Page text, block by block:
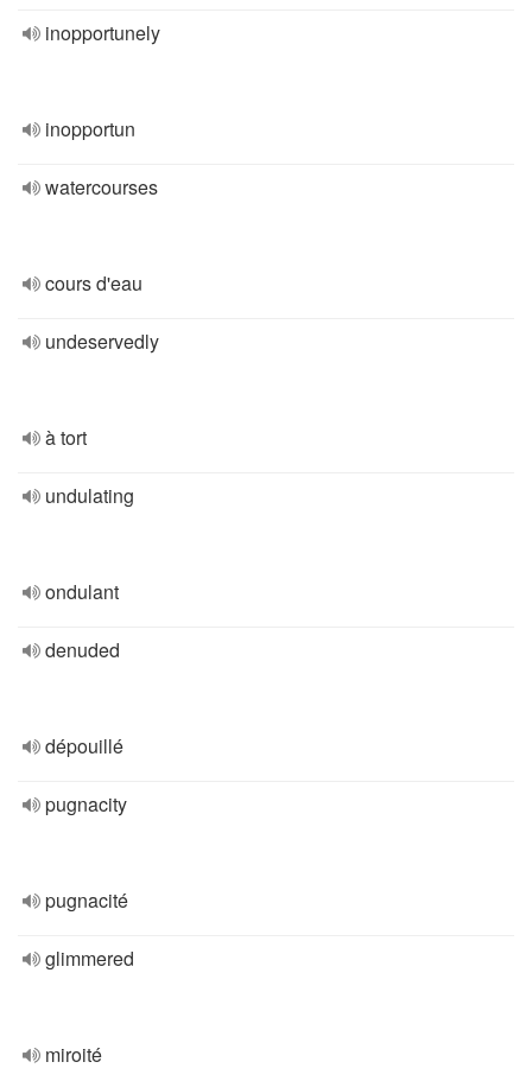
inopportunely
inopportun
watercourses
cours d'eau
undeservedly
à tort
undulating
ondulant
denuded
dépouillé
pugnacity
pugnacité
glimmered
miroité